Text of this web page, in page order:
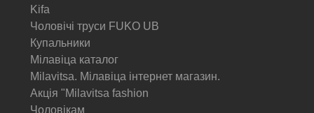
Kifa
Чоловічі труси FUKO UB
Купальники
Мілавіца каталог
Milavitsa. Мілавіца інтернет магазин.
Акція "Milavitsa fashion
Чоловікам